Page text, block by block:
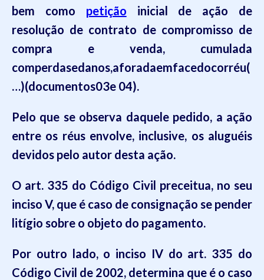
bem como petição inicial de ação de
resolução de contrato de compromisso de
compra e venda, cumulada
comperdasedanos,aforadaemfacedocorréu(
…)(documentos03e 04).
Pelo que se observa daquele pedido, a ação
entre os réus envolve, inclusive, os aluguéis
devidos pelo autor desta ação.
O art. 335 do Código Civil preceitua, no seu
inciso V, que é caso de consignação se pender
litígio sobre o objeto do pagamento.
Por outro lado, o inciso IV do art. 335 do
Código Civil de 2002, determina que é o caso